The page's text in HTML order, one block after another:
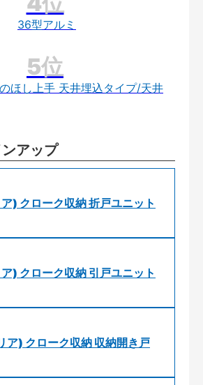
36型アルミ
ほし上手 天井埋込タイプ/天井
アップ
) クローク収納 折戸ユニット
) クローク収納 引戸ユニット
) クローク収納 収納開き戸